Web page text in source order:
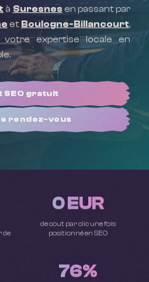
à Suresnes en passant par
et Boulogne-Billancourt,
votre expertise locale en
SEO gratuit
rendez-vous
de
0 EUR
de cout par clic une fois
positionné en SEO
76%